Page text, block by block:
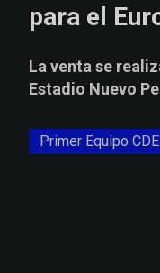
para el
La venta se
Estadio Nuevo
Primer Equipo CDE